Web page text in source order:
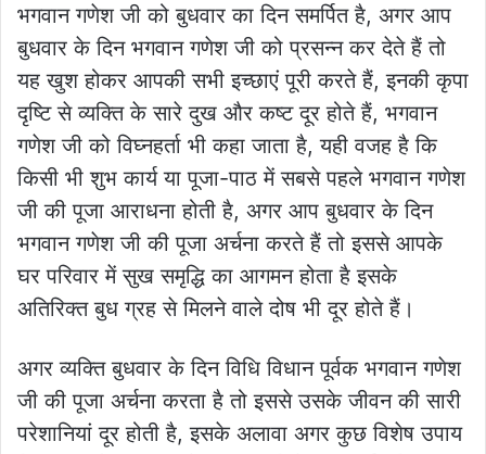
भगवान गणेश जी को बुधवार का दिन समर्पित है, अगर आप
बुधवार के दिन भगवान गणेश जी को प्रसन्न कर देते हैं तो
यह खुश होकर आपकी सभी इच्छाएं पूरी करते हैं, इनकी कृपा
दृष्टि से व्यक्ति के सारे दुख और कष्ट दूर होते हैं, भगवान
गणेश जी को विघ्नहर्ता भी कहा जाता है, यही वजह है कि
किसी भी शुभ कार्य या पूजा-पाठ में सबसे पहले भगवान गणेश
जी की पूजा आराधना होती है, अगर आप बुधवार के दिन
भगवान गणेश जी की पूजा अर्चना करते हैं तो इससे आपके
घर परिवार में सुख समृद्धि का आगमन होता है इसके
अतिरिक्त बुध ग्रह से मिलने वाले दोष भी दूर होते हैं।
अगर व्यक्ति बुधवार के दिन विधि विधान पूर्वक भगवान गणेश
जी की पूजा अर्चना करता है तो इससे उसके जीवन की सारी
परेशानियां दूर होती है, इसके अलावा अगर कुछ विशेष उपाय